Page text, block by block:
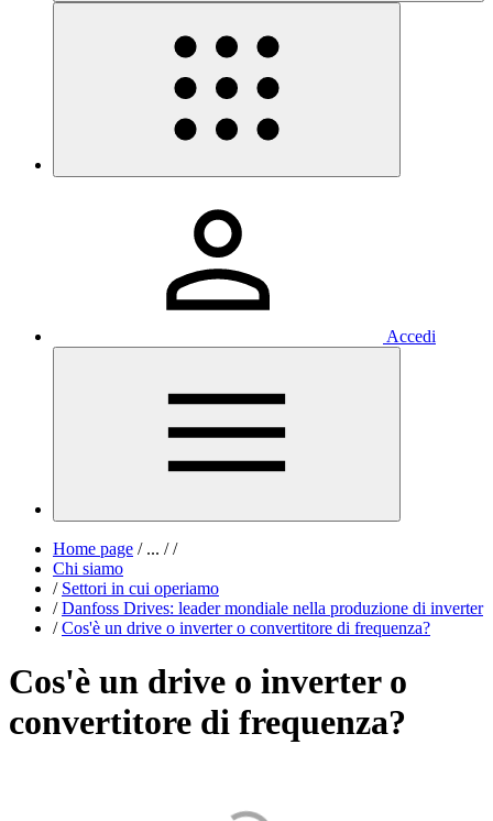
Accedi
Home page /... / /
Chi siamo
/ Settori in cui operiamo
/ Danfoss Drives: leader mondiale nella produzione di inverter
/ Cos'è un drive o inverter o convertitore di frequenza?
Cos'è un drive o inverter o
convertitore di frequenza?